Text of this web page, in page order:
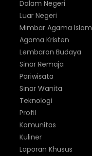
Dalam Negeri
Luar Negeri
Mimbar Agama Islam
Agama Kristen
Lembaran Budaya
Sinar Remaja
Pariwisata
Sinar Wanita
Teknologi
Profil
Komunitas
Kuliner
Laporan Khusus